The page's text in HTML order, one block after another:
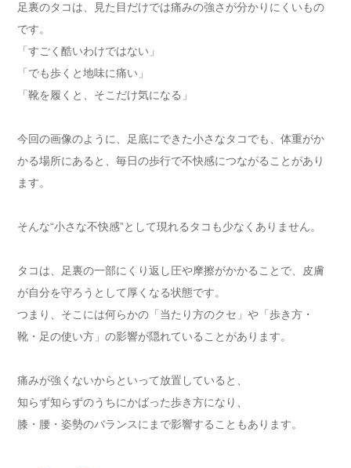
足裏のタコは、見た目だけでは痛みの強さが分かりにくいもの
です。
「すごく酷いわけではない」
「でも歩くと地味に痛い」
「靴を履くと、そこだけ気になる」
今回の画像のように、足底にできた小さなタコでも、体重がか
かる場所にあると、毎日の歩行で不快感につながることがあり
ます。
そんな“小さな不快感”として現れるタコも少なくありません。
タコは、足裏の一部にくり返し圧や摩擦がかかることで、皮膚
が自分を守ろうとして厚くなる状態です。
つまり、そこには何らかの「当たり方のクセ」や「歩き方・
靴・足の使い方」の影響が隠れていることがあります。
痛みが強くないからといって放置していると、
知らず知らずのうちにかばった歩き方になり、
膝・腰・姿勢のバランスにまで影響することもあります。